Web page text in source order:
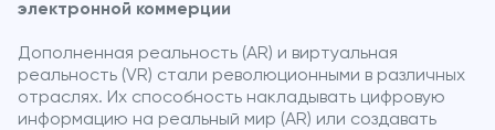
электронной коммерции
Дополненная реальность (AR) и виртуальная
реальность (VR) стали революционными в различных
отраслях. Их способность накладывать цифровую
информацию на реальный мир (AR) или создавать